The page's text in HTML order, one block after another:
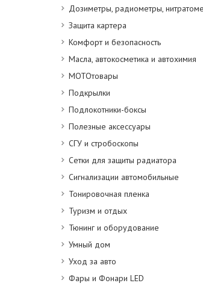
Дозиметры, радиометры,
Защита картера
Комфорт и безопасность
Масла, автокосметика и автохимия
МОТОтовары
Подкрылки
Подлокотники-боксы
Полезные аксессуары
СГУ и стробоскопы
Сетки для защиты радиатора
Сигнализации автомобильные
Тонировочная пленка
Туризм и отдых
Тюнинг и оборудование
Умный дом
Уход за авто
Фары и Фонари LED